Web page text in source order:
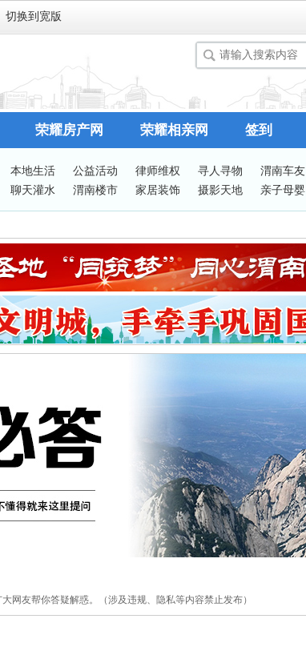
切换到宽版
荣耀房产网 荣耀相亲网 签到
本地生活 公益活动 律师维权 寻人寻物
渭南车友
聊天灌水 渭南楼市 家居装饰 摄影天地
亲子母婴
志愿服务 有问必答 站务处理
网友帮你答疑解惑。（涉及违规、隐私等内容禁止发布）